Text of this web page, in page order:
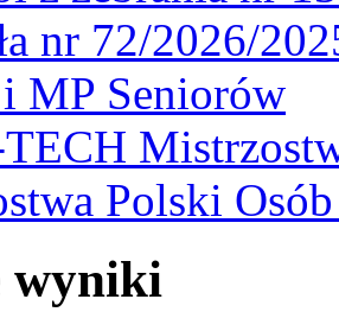
nr 72/2026/
MP Seniorów
Polski
wyniki